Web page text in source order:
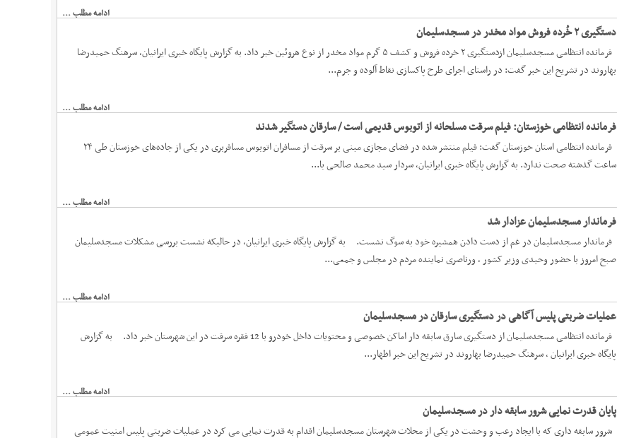
ادامه مطلب ...
دستگیری ۲ خُرده فروش مواد مخدر در مسجدسلیمان
فرمانده انتظامی مسجدسلیمان ازدستگیری ۲ خرده فروش و کشف ۵ گرم مواد مخدر از نوع هروئین خبر داد. به گزارش پایگاه خبری ایرانیان، سرهنگ حمیدرضا
بهاروند در تشریح این خبر گفت: در راستای اجرای طرح پاکسازی نقاط آلوده و جرم...
ادامه مطلب ...
فرمانده انتظامی خوزستان: فیلم سرقت مسلحانه از اتوبوس قدیمی است / سارقان دستگیر شدند
فرمانده انتظامی استان خوزستان گفت: فیلم منتشر شده در فضای مجازی مبنی بر سرقت از مسافران اتوبوس مسافربری در یکی از جاده‌های خوزستان طی ۲۴
ساعت گذشته صحت ندارد. به گزارش پایگاه خبری ایرانیان، سردار سید محمد صالحی با...
ادامه مطلب ...
فرماندار مسجدسلیمان عزادار شد
فرماندار مسجدسلیمان در غم از دست دادن همشیره خود به سوگ نشست. به گزارش پایگاه خبری ایرانیان، در حالیکه نشست بررسی مشکلات مسجدسلیمان
صبح امروز با حضور وحیدی وزیر کشور ، ورناصری نماینده مردم در مجلس و جمعی...
ادامه مطلب ...
عملیات ضربتی پلیس آگاهی در دستگیری سارقان در مسجدسلیمان
فرمانده انتظامی مسجدسلیمان از دستگیری سارق سابقه دار اماکن خصوصی و محتویات داخل خودرو با 12 فقره سرقت در این شهرستان خبر داد. به گزارش
پايگاه خبری ایرانیان ، سرهنگ حمیدرضا بهاروند در تشریح این خبر اظهار...
ادامه مطلب ...
پایان قدرت نمایی شرور سابقه دار در مسجدسلیمان
شرور سابقه داری که با ایجاد رعب و وحشت در یکی از محلات شهرستان مسجدسلیمان اقدام به قدرت نمایی می کرد در عملیات ضربتی پلیس امنیت عمومی